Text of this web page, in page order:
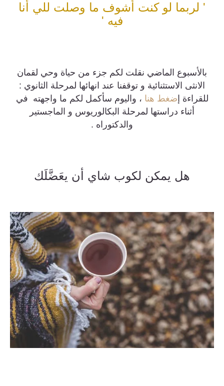
' لربما لو كنت أشوف ما وصلت للي أنا
فيه '
بالأسبوع الماضي نقلت لكم جزء من حياة وحي لقمان
الانثى الاستثنائية و توقفنا عند انهائها لمرحلة الثانوي :
للقراءة إ ضغط هنا ، واليوم سأكمل لكم ما واجهته في
أثناء دراستها لمرحلة البكالوريوس و الماجستير
والدكتوراه .
هل يمكن لكوب شاي أن يعَضَّلَك